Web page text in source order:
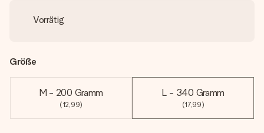
Vorrätig
Größe
M - 200 Gramm
(12,99)
L - 340 Gramm
(17,99)